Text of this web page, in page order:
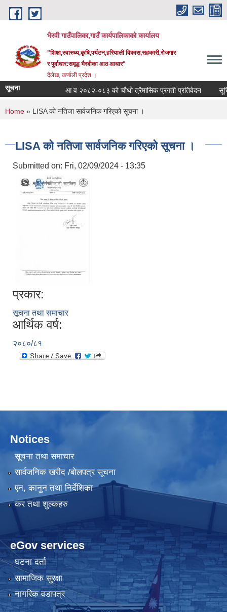
Skip to main content
भैरवी गाउँपालिका,गाउँ कार्यपालिकाको कार्यालय
"शिक्षा,स्वास्थ्य,कृषि,पर्यटन,हरियाली विकास,सहकारी,रोजगार
र पुर्वाधार:समृद्ध भैरबीका आठ आधार"
दैलेख, कर्णाली प्रदेश ।
सूचना आ व २०८२-०८३ को चौथो त्रैमासिक प्रगती प्रतिवेदन सूचि
You are here
Home » LISA को नतिजा सार्वजनिक गरिएको सूचना ।
LISA को नतिजा सार्वजनिक गरिएको सूचना ।
Submitted on: Fri, 02/09/2024 - 13:35
प्रकार:
सूचना तथा समाचार
आर्थिक वर्ष:
२०८०/८१
Notices
सूचना तथा समाचार
सार्वजनिक खरीद /बोलपत्र सूचना
एन, कानुन तथा निर्देशिका
कर तथा शुल्कहरु
eGov services
घटना दर्ता
सामाजिक सुरक्षा
नागरिक वडापत्र